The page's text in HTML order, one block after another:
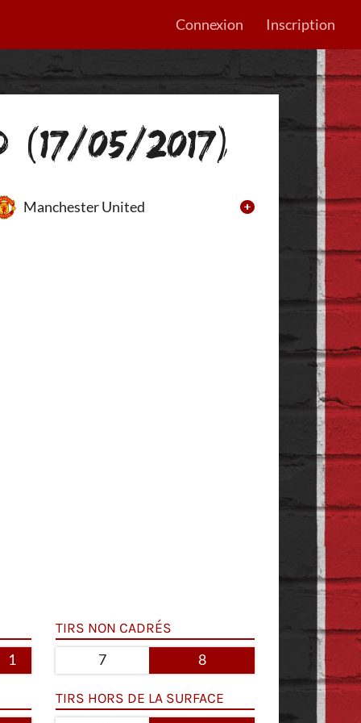
Connexion Inscription
(17/05/2017)
Manchester United
1
TIRS NON CADRÉS
7 8
TIRS HORS DE LA SURFACE